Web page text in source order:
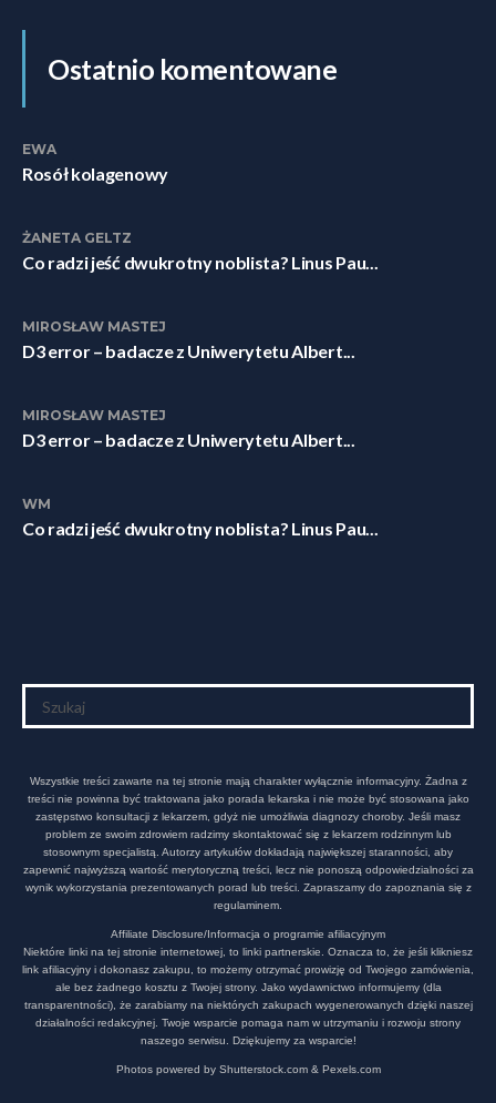
Ostatnio komentowane
EWA
Rosół kolagenowy
ŻANETA GELTZ
Co radzi jeść dwukrotny noblista? Linus Pau...
MIROSŁAW MASTEJ
D3 error – badacze z Uniwerytetu Albert...
MIROSŁAW MASTEJ
D3 error – badacze z Uniwerytetu Albert...
WM
Co radzi jeść dwukrotny noblista? Linus Pau...
Wszystkie treści zawarte na tej stronie mają charakter wyłącznie informacyjny. Żadna z
treści nie powinna być traktowana jako porada lekarska i nie może być stosowana jako
zastępstwo konsultacji z lekarzem, gdyż nie umożliwia diagnozy choroby. Jeśli masz
problem ze swoim zdrowiem radzimy skontaktować się z lekarzem rodzinnym lub
stosownym specjalistą. Autorzy artykułów dokładają największej staranności, aby
zapewnić najwyższą wartość merytoryczną treści, lecz nie ponoszą odpowiedzialności za
wynik wykorzystania prezentowanych porad lub treści. Zapraszamy do zapoznania się z
regulaminem.
Affiliate Disclosure/Informacja o programie afiliacyjnym
Niektóre linki na tej stronie internetowej, to linki partnerskie. Oznacza to, że jeśli klikniesz
link afiliacyjny i dokonasz zakupu, to możemy otrzymać prowizję od Twojego zamówienia,
ale bez żadnego kosztu z Twojej strony. Jako wydawnictwo informujemy (dla
transparentności), że zarabiamy na niektórych zakupach wygenerowanych dzięki naszej
działalności redakcyjnej. Twoje wsparcie pomaga nam w utrzymaniu i rozwoju strony
naszego serwisu. Dziękujemy za wsparcie!
Photos powered by Shutterstock.com & Pexels.com